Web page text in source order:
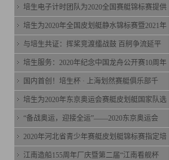
培生电子计时团队为2020全国赛艇锦标赛提供
培生为2020年全国皮划艇静水锦标赛暨2021年
与培生共证：挥桨竞渡擂战鼓 百舸争流延平
培生服务：2020年纪念中国龙舟公开赛10周年
国内首创！培生杯 · 上海划然赛艇俱乐部千
培生为2020年东京奥运会赛艇皮划艇国家队选
“备战奥运，迎接全运”——2020东京奥运会
2020年河北省青少年赛艇皮划艇锦标赛指定培
江南造船155周年厂庆暨第二届“江南看舰杯